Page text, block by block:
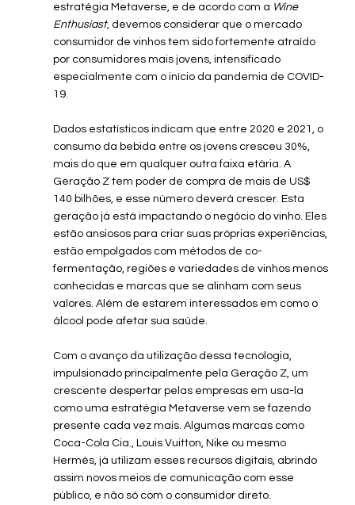
estratégia Metaverse, e de acordo com a Wine
Enthusiast, devemos considerar que o mercado
consumidor de vinhos tem sido fortemente atraído
por consumidores mais jovens, intensificado
especialmente com o início da pandemia de COVID-
19.
Dados estatísticos indicam que entre 2020 e 2021, o
consumo da bebida entre os jovens cresceu 30%,
mais do que em qualquer outra faixa etária. A
Geração Z tem poder de compra de mais de US$
140 bilhões, e esse número deverá crescer. Esta
geração já está impactando o negócio do vinho. Eles
estão ansiosos para criar suas próprias experiências,
estão empolgados com métodos de co-
fermentação, regiões e variedades de vinhos menos
conhecidas e marcas que se alinham com seus
valores. Além de estarem interessados ​​em como o
álcool pode afetar sua saúde.
Com o avanço da utilização dessa tecnologia,
impulsionado principalmente pela Geração Z, um
crescente despertar pelas empresas em usa-la
como uma estratégia Metaverse vem se fazendo
presente cada vez mais. Algumas marcas como
Coca-Cola Cia., Louis Vuitton, Nike ou mesmo
Hermès, já utilizam esses recursos digitais, abrindo
assim novos meios de comunicação com esse
público, e não só com o consumidor direto.